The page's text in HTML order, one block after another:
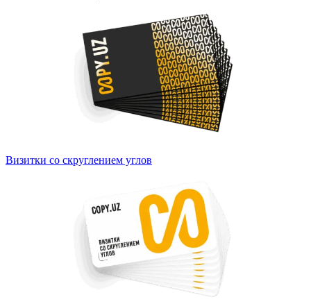
Визитки со скруглением углов